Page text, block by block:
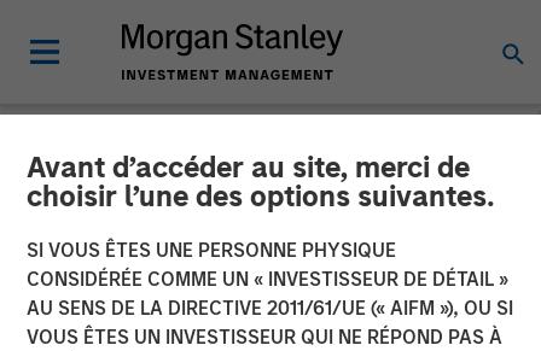
Avant d’accéder au site, merci de
choisir l’une des options suivantes.
SI VOUS ÊTES UNE PERSONNE PHYSIQUE
CONSIDÉRÉE COMME UN « INVESTISSEUR DE DÉTAIL »
AU SENS DE LA DIRECTIVE 2011/61/UE (« AIFM »), OU SI
VOUS ÊTES UN INVESTISSEUR QUI NE RÉPOND PAS À
NEWSROOM
Presidio Petroleum
Completes Acquisition of
Assets from Templar